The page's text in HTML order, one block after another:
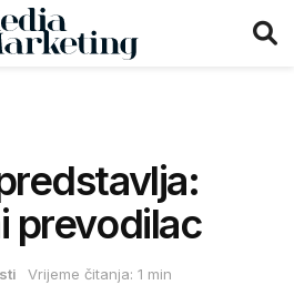
prevodilac
Vrijeme čitanja: 1 min